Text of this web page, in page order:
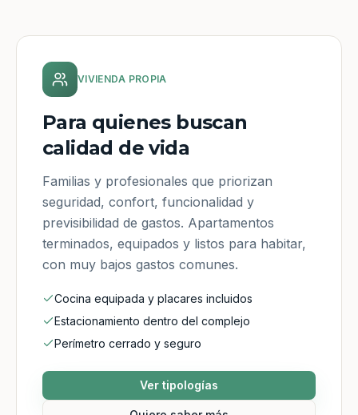
VIVIENDA PROPIA
Para quienes buscan
calidad de vida
Familias y profesionales que priorizan
seguridad, confort, funcionalidad y
previsibilidad de gastos. Apartamentos
terminados, equipados y listos para habitar,
con muy bajos gastos comunes.
Cocina equipada y placares incluidos
Estacionamiento dentro del complejo
Perímetro cerrado y seguro
Ver tipologías